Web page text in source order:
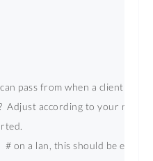
pass from when a client
Adjust according to your
on a lan, this should be